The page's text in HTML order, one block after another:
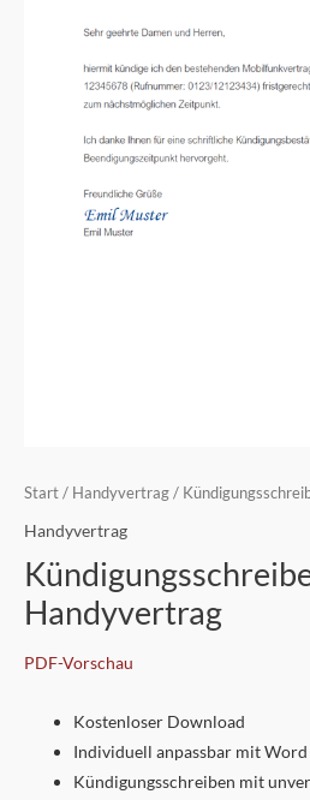
Start / Handyvertrag /
Handyvertrag
Handyvertrag
PDF-Vorschau
Kostenloser Download
Individuell anpassbar mit Word
Kündigungsschreiben mit